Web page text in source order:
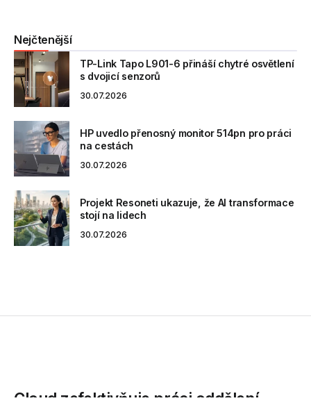
Nejčtenější
TP-Link Tapo L901-6 přináší chytré osvětlení
s dvojicí senzorů
30.07.2026
HP uvedlo přenosný monitor 514pn pro práci
na cestách
30.07.2026
Projekt Resoneti ukazuje, že AI transformace
stojí na lidech
30.07.2026
Cloud zefektivňuje práci oddělení